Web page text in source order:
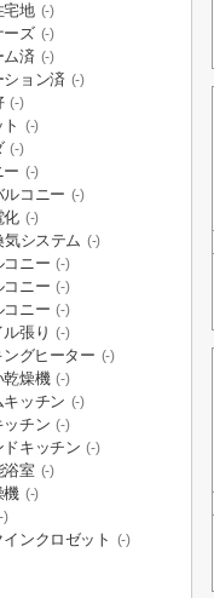
宅地 (-)
ーズ (-)
ム済 (-)
ション済 (-)
(-)
(-)
(-)
ー (-)
ルコニー (-)
化 (-)
気システム (-)
コニー (-)
コニー (-)
コニー (-)
張り (-)
ングヒーター (-)
乾燥機 (-)
キッチン (-)
ッチン (-)
ドキッチン (-)
浴室 (-)
機 (-)
)
ンクロゼット (-)